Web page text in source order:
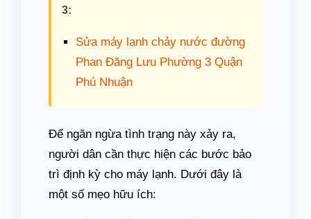
3:
Sửa máy lạnh chảy nước đường
Phan Đăng Lưu Phường 3 Quận
Phú Nhuận
Để ngăn ngừa tình trạng này xảy ra,
người dân cần thực hiện các bước bảo
trì định kỳ cho máy lạnh. Dưới đây là
một số mẹo hữu ích: